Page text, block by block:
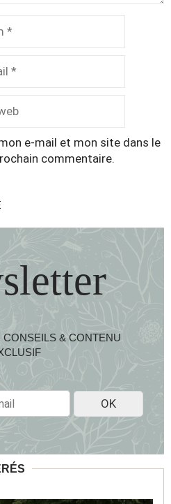
e-mail et mon site dans le
commentaire.
& CONTENU
OK